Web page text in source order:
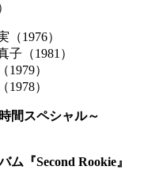
1976）
（1981）
）
1978）
間スペシャル～
『Second Rookie』